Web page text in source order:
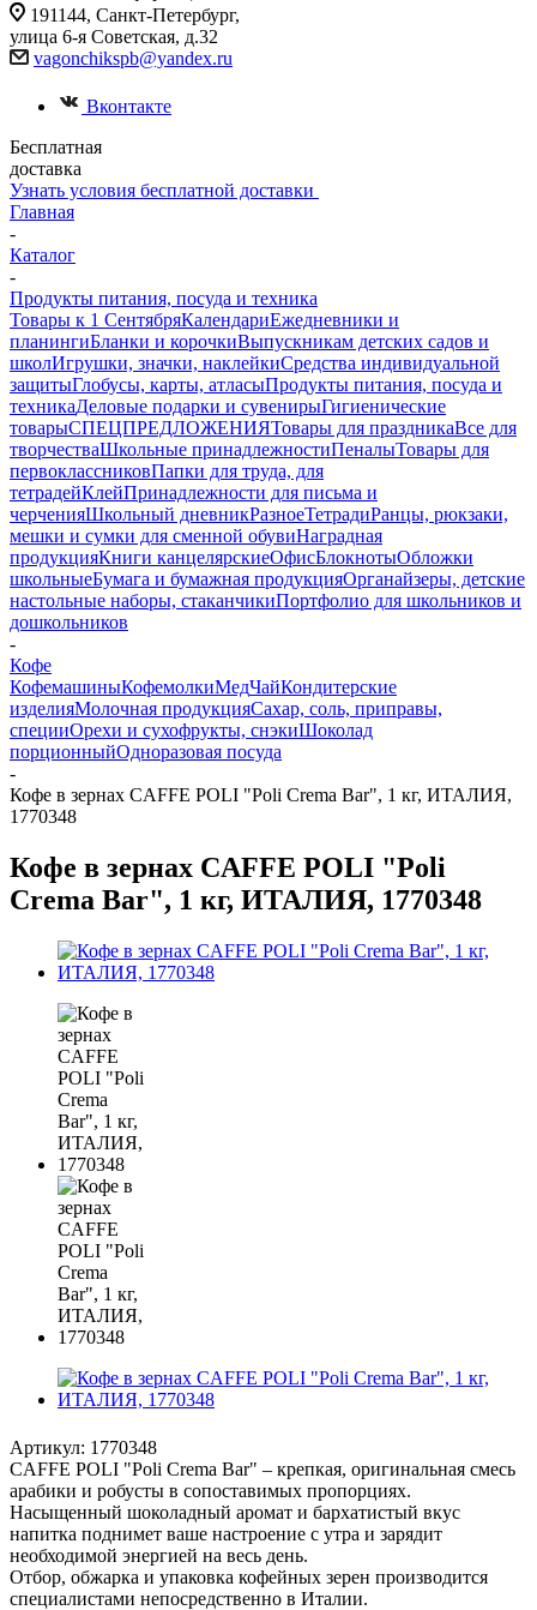
191144, Санкт-Петербург,
улица 6-я Советская, д.32
vagonchikspb@yandex.ru
Вконтакте
Бесплатная
доставка
Узнать условия бесплатной доставки
Главная
-
Каталог
-
Продукты питания, посуда и техника
Товары к 1 СентябряКалендариЕжедневники и
планингиБланки и корочкиВыпускникам детских садов и
школИгрушки, значки, наклейкиСредства индивидуальной
защитыГлобусы, карты, атласыПродукты питания, посуда и
техникаДеловые подарки и сувенирыГигиенические
товарыСПЕЦПРЕДЛОЖЕНИЯТовары для праздникаВсе для
творчестваШкольные принадлежностиПеналыТовары для
первоклассниковПапки для труда, для
тетрадейКлейПринадлежности для письма и
черченияШкольный дневникРазноеТетрадиРанцы, рюкзаки,
мешки и сумки для сменной обувиНаградная
продукцияКниги канцелярскиеОфисБлокнотыОбложки
школьныеБумага и бумажная продукцияОрганайзеры, детские
настольные наборы, стаканчикиПортфолио для школьников и
дошкольников
-
Кофе
КофемашиныКофемолкиМедЧайКондитерские
изделияМолочная продукцияСахар, соль, приправы,
специиОрехи и сухофрукты, снэкиШоколад
порционныйОдноразовая посуда
-
Кофе в зернах CAFFE POLI "Poli Crema Bar", 1 кг, ИТАЛИЯ,
1770348
Кофе в зернах CAFFE POLI "Poli
Crema Bar", 1 кг, ИТАЛИЯ, 1770348
Артикул: 1770348
CAFFE POLI "Poli Crema Bar" – крепкая, оригинальная смесь
арабики и робусты в сопоставимых пропорциях.
Насыщенный шоколадный аромат и бархатистый вкус
напитка поднимет ваше настроение с утра и зарядит
необходимой энергией на весь день.
Отбор, обжарка и упаковка кофейных зерен производится
специалистами непосредственно в Италии.